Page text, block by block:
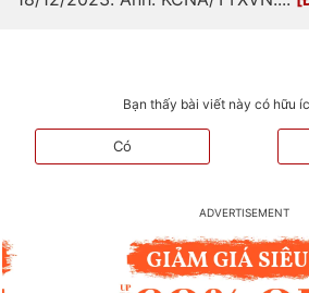
Bạn thấy bài viết này có hữu
Có